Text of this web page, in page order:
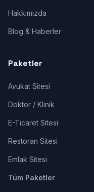
Hakkımızda
Blog & Haberler
Paketler
Avukat Sitesi
Doktor / Klinik
E-Ticaret Sitesi
Restoran Sitesi
Emlak Sitesi
Tüm Paketler